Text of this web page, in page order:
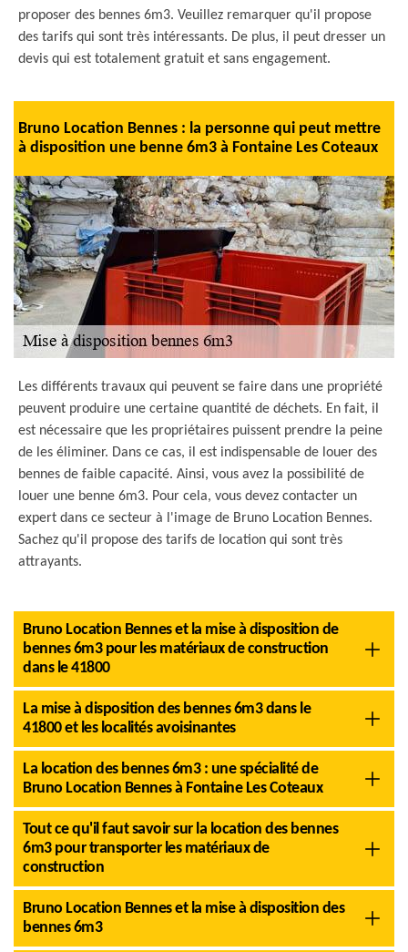
proposer des bennes 6m3. Veuillez remarquer qu'il propose
des tarifs qui sont très intéressants. De plus, il peut dresser un
devis qui est totalement gratuit et sans engagement.
Bruno Location Bennes : la personne qui peut mettre
à disposition une benne 6m3 à Fontaine Les Coteaux
Les différents travaux qui peuvent se faire dans une propriété
peuvent produire une certaine quantité de déchets. En fait, il
est nécessaire que les propriétaires puissent prendre la peine
de les éliminer. Dans ce cas, il est indispensable de louer des
bennes de faible capacité. Ainsi, vous avez la possibilité de
louer une benne 6m3. Pour cela, vous devez contacter un
expert dans ce secteur à l'image de Bruno Location Bennes.
Sachez qu'il propose des tarifs de location qui sont très
attrayants.
Bruno Location Bennes et la mise à disposition de
bennes 6m3 pour les matériaux de construction
dans le 41800
La mise à disposition des bennes 6m3 dans le
41800 et les localités avoisinantes
La location des bennes 6m3 : une spécialité de
Bruno Location Bennes à Fontaine Les Coteaux
Tout ce qu'il faut savoir sur la location des bennes
6m3 pour transporter les matériaux de
construction
Bruno Location Bennes et la mise à disposition des
bennes 6m3